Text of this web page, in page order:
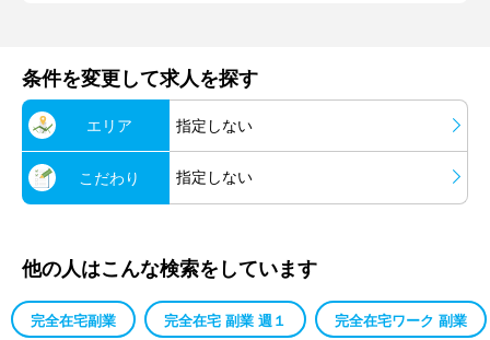
条件を変更して求人を探す
エリア 指定しない
こだわり 指定しない
他の人はこんな検索をしています
完全在宅副業 完全在宅 副業 週１ 完全在宅ワーク 副業